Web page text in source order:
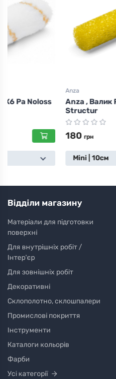
Anza , Валик Platinum
Mini | 10см
Відділи магазину
Матеріали для підготовки
поверхні
Для внутрішніх робіт /
Інтер'єр
Для зовнішніх робіт
Декоративні
Склополотно, склошпалери
Промислові покриття
Інструменти
Каталоги кольорів
Фарби
Усі категорії